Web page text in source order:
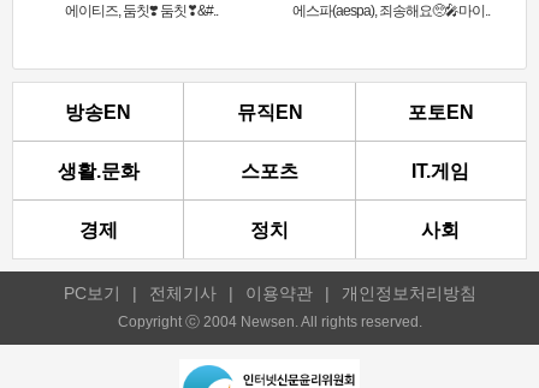
에이티즈, 둠칫❣️ 둠칫❣&#.. 에스파(aespa), 죄송해요🥺🎤마이..
방송EN 뮤직EN 포토EN
생활.문화 스포츠 IT.게임
경제 정치 사회
PC보기 | 전체기사 | 이용약관 | 개인정보처리방침
Copyright ⓒ 2004 Newsen. All rights reserved.